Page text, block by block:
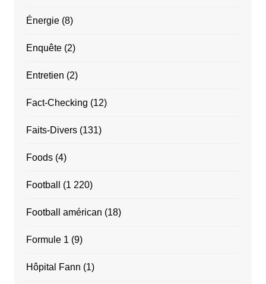
Énergie(8)
Enquête(2)
Entretien (2)
Fact-Checking (12)
Faits-Divers(131)
Foods(4)
Football (1 220)
Football américan (18)
Formule 1 (9)
Hôpital Fann (1)